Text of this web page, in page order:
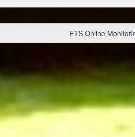
FTS Online